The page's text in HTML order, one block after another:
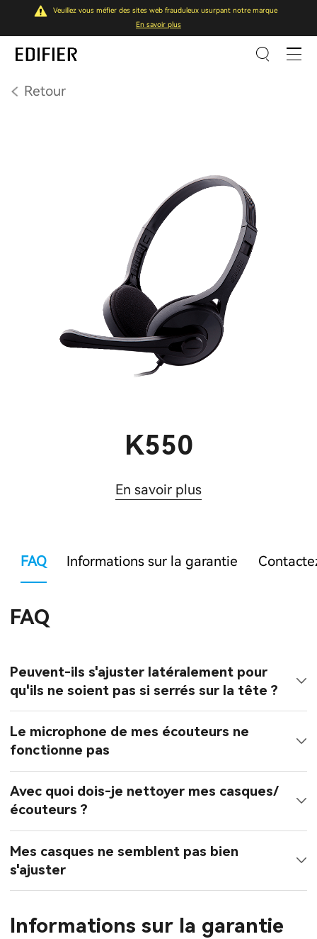
Veuillez vous méfier des sites web frauduleux usurpant notre marque
En savoir plus
Retour
K550
En savoir plus
FAQ Informations sur la garantie
FAQ
Peuvent-ils s'ajuster latéralement pour
qu'ils ne soient pas si serrés sur la tête ?
Le microphone de mes écouteurs ne
fonctionne pas
Avec quoi dois-je nettoyer mes casques/
écouteurs ?
Mes casques ne semblent pas bien
s'ajuster
Informations sur la garantie